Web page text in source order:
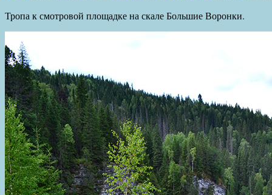
Тропа к смотровой площадке на скале Большие Воронки.